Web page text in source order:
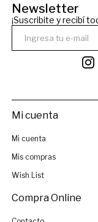
Newsletter
¡Suscribite y recibí

Mi cuenta
Mi cuenta
Mis compras
Wish List
Compra Online